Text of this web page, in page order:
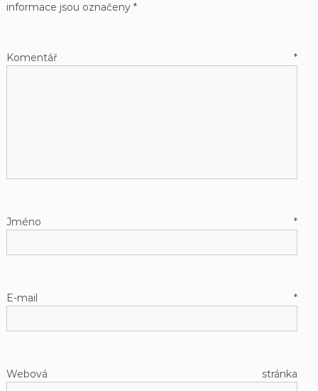
informace jsou označeny *
Komentář*
Jméno*
E-mail*
Webová stránka